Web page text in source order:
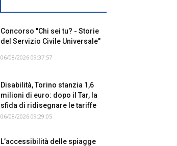
Concorso "Chi sei tu? - Storie
del Servizio Civile Universale"
06/08/2026 09:37:57
Disabilità, Torino stanzia 1,6
milioni di euro: dopo il Tar, la
sfida di ridisegnare le tariffe
06/08/2026 09:29:05
L’accessibilità delle spiagge